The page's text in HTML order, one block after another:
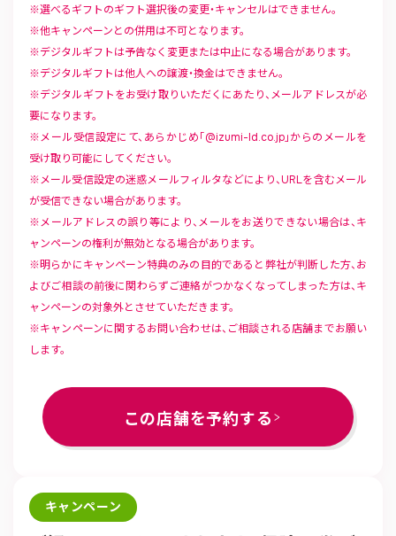
選べるギフトのギフト選択後の変更・キャンセルはできません。
他キャンペーンとの併用は不可となります。
デジタルギフトは予告なく変更または中止になる場合があります。
デジタルギフトは他人への譲渡・換金はできません。
デジタルギフトをお受け取りいただくにあたり、メールアドレスが必
要になります。
メール受信設定にて、あらかじめ「@izumi-ld.co.jp」からのメールを
受け取り可能にしてください。
メール受信設定の迷惑メールフィルタなどにより、URLを含むメール
が受信できない場合があります。
メールアドレスの誤り等により、メールをお送りできない場合は、キ
ャンペーンの権利が無効となる場合があります。
明らかにキャンペーン特典のみの目的であると弊社が判断した方、お
よびご相談の前後に関わらずご連絡がつかなくなってしまった方は、キ
ャンペーンの対象外とさせていただきます。
キャンペーンに関するお問い合わせは、ご相談される店舗までお願い
します。
この店舗を予約する
キャンペーン